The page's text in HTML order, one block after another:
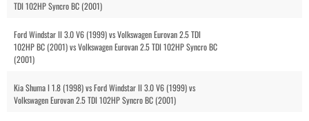
TDI 102HP Syncro BC (2001)
Ford Windstar II 3.0 V6 (1999) vs Volkswagen Eurovan 2.5 TDI
102HP BC (2001) vs Volkswagen Eurovan 2.5 TDI 102HP Syncro BC
(2001)
Kia Shuma I 1.8 (1998) vs Ford Windstar II 3.0 V6 (1999) vs
Volkswagen Eurovan 2.5 TDI 102HP Syncro BC (2001)